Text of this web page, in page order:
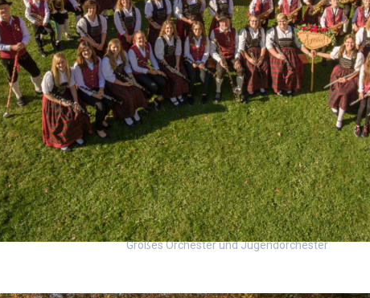
Großes Orchester und Jugendorchester